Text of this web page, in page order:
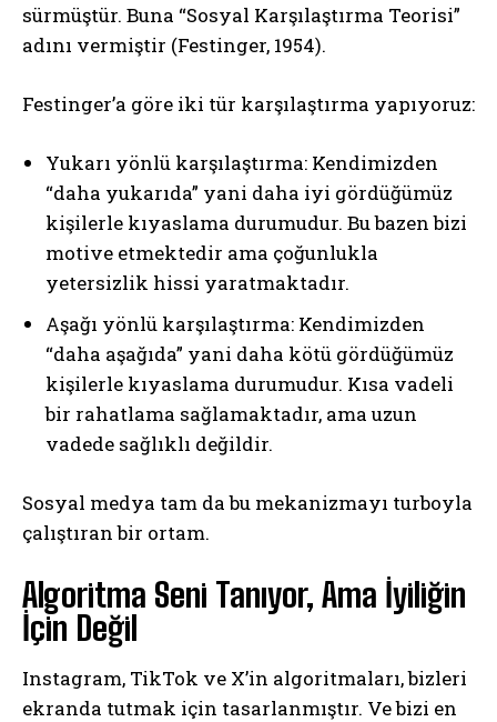
sürmüştür. Buna “Sosyal Karşılaştırma Teorisi”
adını vermiştir (Festinger, 1954).
Festinger’a göre iki tür karşılaştırma yapıyoruz:
Yukarı yönlü karşılaştırma: Kendimizden
“daha yukarıda” yani daha iyi gördüğümüz
kişilerle kıyaslama durumudur. Bu bazen bizi
motive etmektedir ama çoğunlukla
yetersizlik hissi yaratmaktadır.
Aşağı yönlü karşılaştırma: Kendimizden
“daha aşağıda” yani daha kötü gördüğümüz
kişilerle kıyaslama durumudur. Kısa vadeli
bir rahatlama sağlamaktadır, ama uzun
vadede sağlıklı değildir.
Sosyal medya tam da bu mekanizmayı turboyla
çalıştıran bir ortam.
Algoritma Seni Tanıyor, Ama İyiliğin
İçin Değil
Instagram, TikTok ve X’in algoritmaları, bizleri
ekranda tutmak için tasarlanmıştır. Ve bizi en